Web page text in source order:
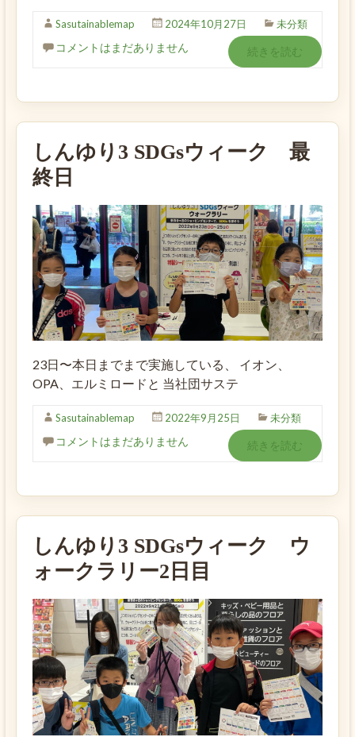
Sasutainablemap 2024年10月27日 未分類
コメントはまだありません 続きを読む
しんゆり3 SDGsウィーク 最
終日
23日〜本日までまで実施している、 イオン、
OPA、エルミロードと 当社団サステ
Sasutainablemap 2022年9月25日 未分類
コメントはまだありません 続きを読む
しんゆり3 SDGsウィーク ウ
ォークラリー2日目